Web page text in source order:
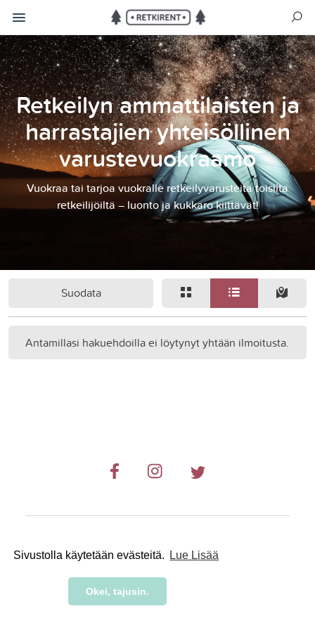
Sivustolla käytetään evästeitä. Lue Lisää
Okei, tajusin.
Retkeilyn ammattilaisten ja
harrastajien yhteisöllinen
varustevuokraamo
Vuokraa tai tarjoa vuokralle retkeilyvarusteita toisilta
retkeilijöiltä – luonto ja kukkaro kiittävät!
Suodata
Antamillasi hakuehdoilla ei löytynyt yhtään ilmoitusta.